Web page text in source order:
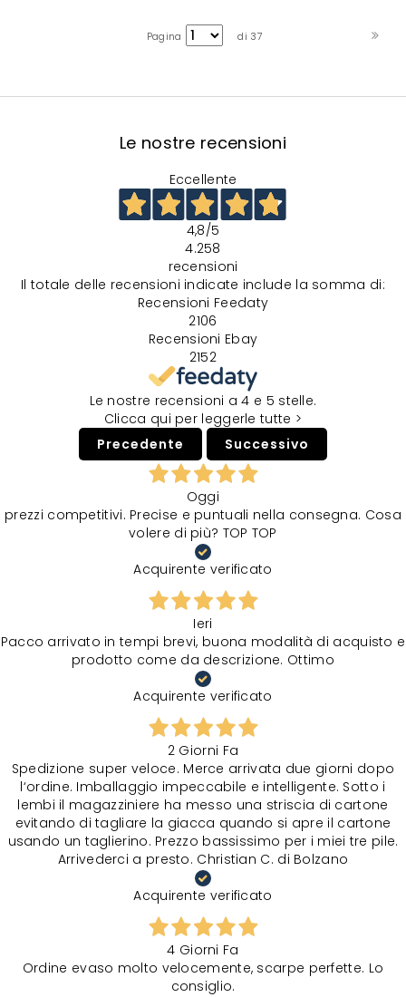
Pagina di 37
Le nostre recensioni
Eccellente
4,8/5
4.258
recensioni
Il totale delle recensioni indicate include la somma di:
Recensioni Feedaty
2106
Recensioni Ebay
2152
Le nostre recensioni a 4 e 5 stelle.
Clicca qui per leggerle tutte >
Precedente
Successivo
Oggi
prezzi competitivi. Precise e puntuali nella consegna. Cosa
volere di più? TOP TOP
Acquirente verificato
Ieri
Pacco arrivato in tempi brevi, buona modalità di acquisto e
prodotto come da descrizione. Ottimo
Acquirente verificato
2 Giorni Fa
Spedizione super veloce. Merce arrivata due giorni dopo
l‘ordine. Imballaggio impeccabile e intelligente. Sotto i
lembi il magazziniere ha messo una striscia di cartone
evitando di tagliare la giacca quando si apre il cartone
usando un taglierino. Prezzo bassissimo per i miei tre pile.
Arrivederci a presto. Christian C. di Bolzano
Acquirente verificato
4 Giorni Fa
Ordine evaso molto velocemente, scarpe perfette. Lo
consiglio.